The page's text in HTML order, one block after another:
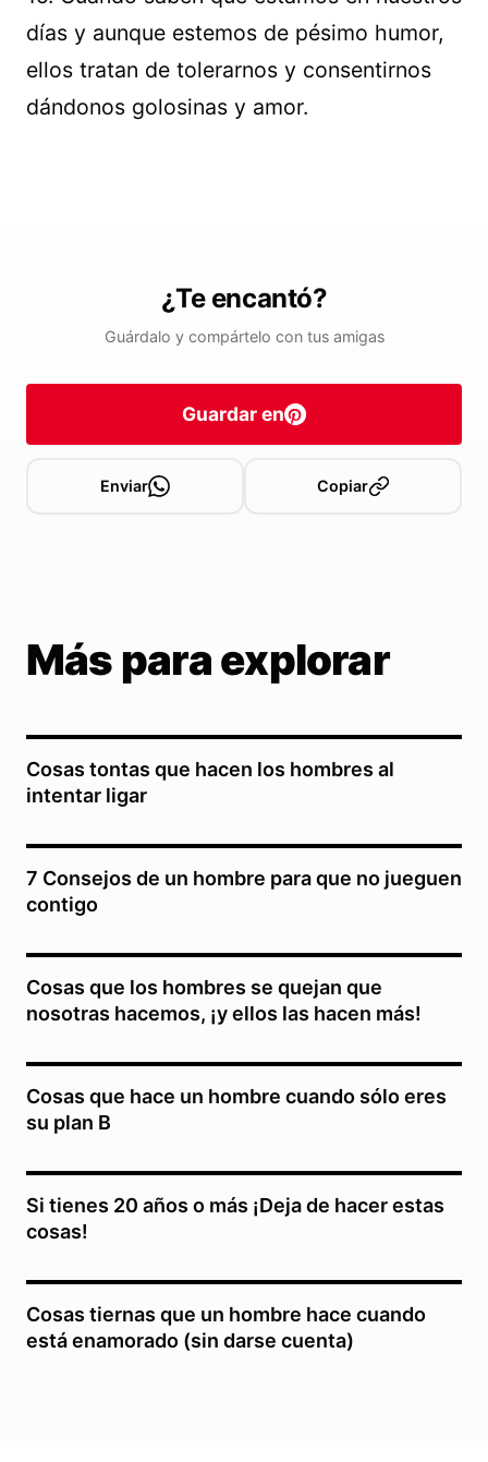
días y aunque estemos de pésimo humor,
ellos tratan de tolerarnos y consentirnos
dándonos golosinas y amor.
¿Te encantó?
Guárdalo y compártelo con tus amigas
Guardar en
Enviar Copiar
Más para explorar
Cosas tontas que hacen los hombres al
intentar ligar
7 Consejos de un hombre para que no jueguen
contigo
Cosas que los hombres se quejan que
nosotras hacemos, ¡y ellos las hacen más!
Cosas que hace un hombre cuando sólo eres
su plan B
Si tienes 20 años o más ¡Deja de hacer estas
cosas!
Cosas tiernas que un hombre hace cuando
está enamorado (sin darse cuenta)